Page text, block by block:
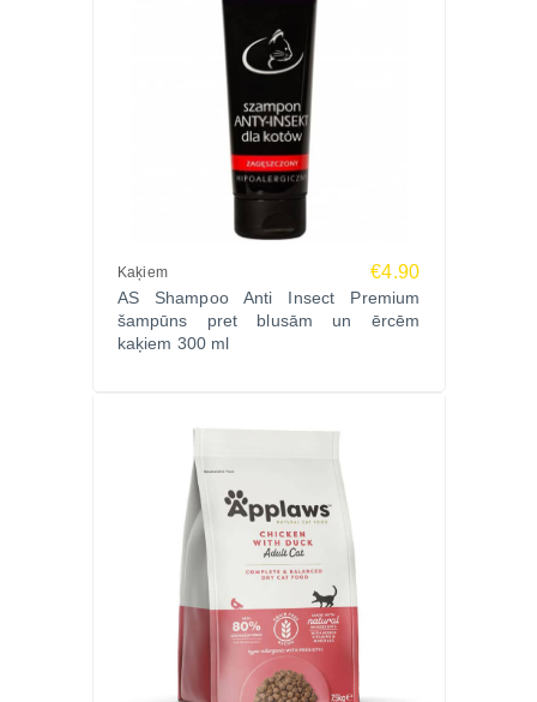
Kaķiem €4.90
AS Shampoo Anti Insect Premium
šampūns pret blusām un ērcēm
kaķiem 300 ml